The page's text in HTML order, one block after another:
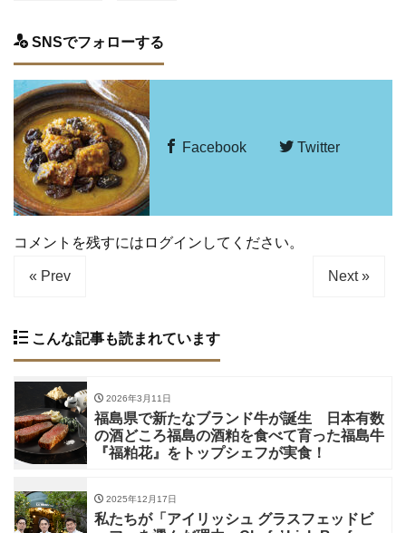
SNSでフォローする
Facebook Twitter
コメントを残すにはログインしてください。
« Prev Next »
こんな記事も読まれています
2026年3月11日
福島県で新たなブランド牛が誕生 日本有数
の酒どころ福島の酒粕を食べて育った福島牛
『福粕花』をトップシェフが実食！
2025年12月17日
私たちが「アイリッシュ グラスフェッドビ